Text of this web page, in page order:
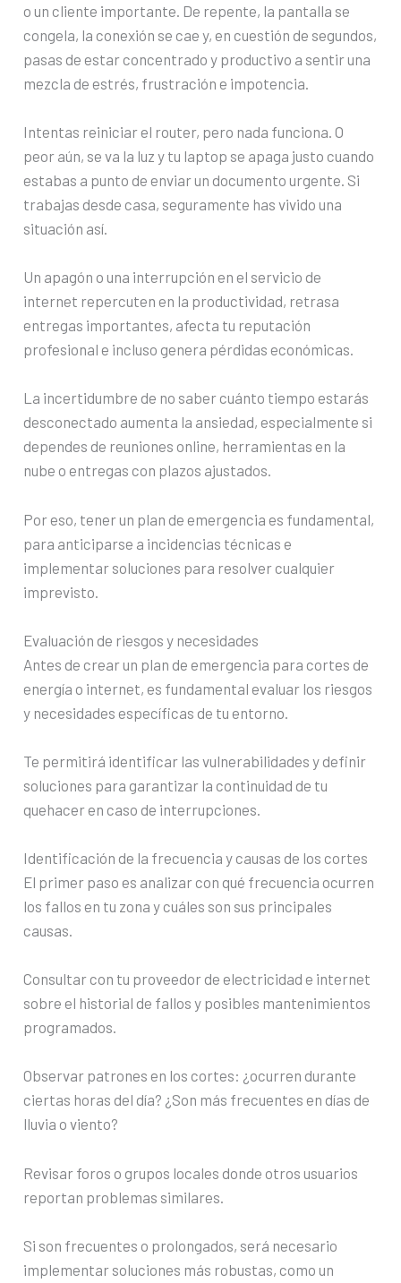
o un cliente importante. De repente, la pantalla se
congela, la conexión se cae y, en cuestión de segundos,
pasas de estar concentrado y productivo a sentir una
mezcla de estrés, frustración e impotencia.
Intentas reiniciar el router, pero nada funciona. O
peor aún, se va la luz y tu laptop se apaga justo cuando
estabas a punto de enviar un documento urgente. Si
trabajas desde casa, seguramente has vivido una
situación así.
Un apagón o una interrupción en el servicio de
internet repercuten en la productividad, retrasa
entregas importantes, afecta tu reputación
profesional e incluso genera pérdidas económicas.
La incertidumbre de no saber cuánto tiempo estarás
desconectado aumenta la ansiedad, especialmente si
dependes de reuniones online, herramientas en la
nube o entregas con plazos ajustados.
Por eso, tener un plan de emergencia es fundamental,
para anticiparse a incidencias técnicas e
implementar soluciones para resolver cualquier
imprevisto.
Evaluación de riesgos y necesidades
Antes de crear un plan de emergencia para cortes de
energía o internet, es fundamental evaluar los riesgos
y necesidades específicas de tu entorno.
Te permitirá identificar las vulnerabilidades y definir
soluciones para garantizar la continuidad de tu
quehacer en caso de interrupciones.
Identificación de la frecuencia y causas de los cortes
El primer paso es analizar con qué frecuencia ocurren
los fallos en tu zona y cuáles son sus principales
causas.
Consultar con tu proveedor de electricidad e internet
sobre el historial de fallos y posibles mantenimientos
programados.
Observar patrones en los cortes: ¿ocurren durante
ciertas horas del día? ¿Son más frecuentes en días de
lluvia o viento?
Revisar foros o grupos locales donde otros usuarios
reportan problemas similares.
Si son frecuentes o prolongados, será necesario
implementar soluciones más robustas, como un